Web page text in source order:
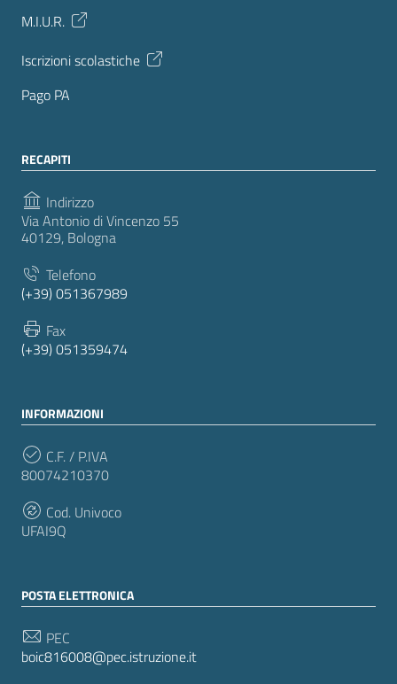
M.I.U.R.
Iscrizioni scolastiche
Pago PA
RECAPITI
Indirizzo
Via Antonio di Vincenzo 55
40129, Bologna
Telefono
(+39) 051367989
Fax
(+39) 051359474
INFORMAZIONI
C.F. / P.IVA
80074210370
Cod. Univoco
UFAI9Q
POSTA ELETTRONICA
PEC
boic816008@pec.istruzione.it